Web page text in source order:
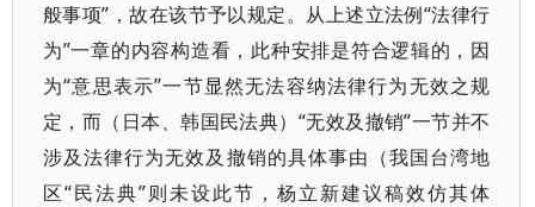
般事项”，故在该节予以规定。从上述立法例“法律行
为”一章的内容构造看，此种安排是符合逻辑的，因
为“意思表示”一节显然无法容纳法律行为无效之规
定，而（日本、韩国民法典）“无效及撤销”一节并不
涉及法律行为无效及撤销的具体事由（我国台湾地
区“民法典”则未设此节，杨立新建议稿效仿其体